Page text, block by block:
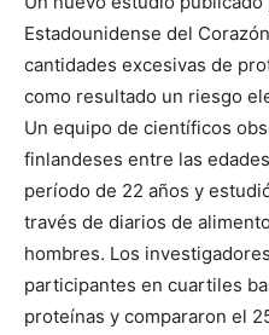
Estadounidense del
cantidades excesivas de
como resultado un riesgo
Un equipo de científicos
finlandeses entre las
período de 22 años y
través de diarios de
hombres. Los
participantes en cuartiles
proteínas y compararon el